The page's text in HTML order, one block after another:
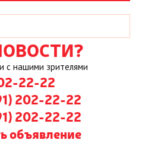
с нашими зрителями
22-22
202-22-22
202-22-22
объявление